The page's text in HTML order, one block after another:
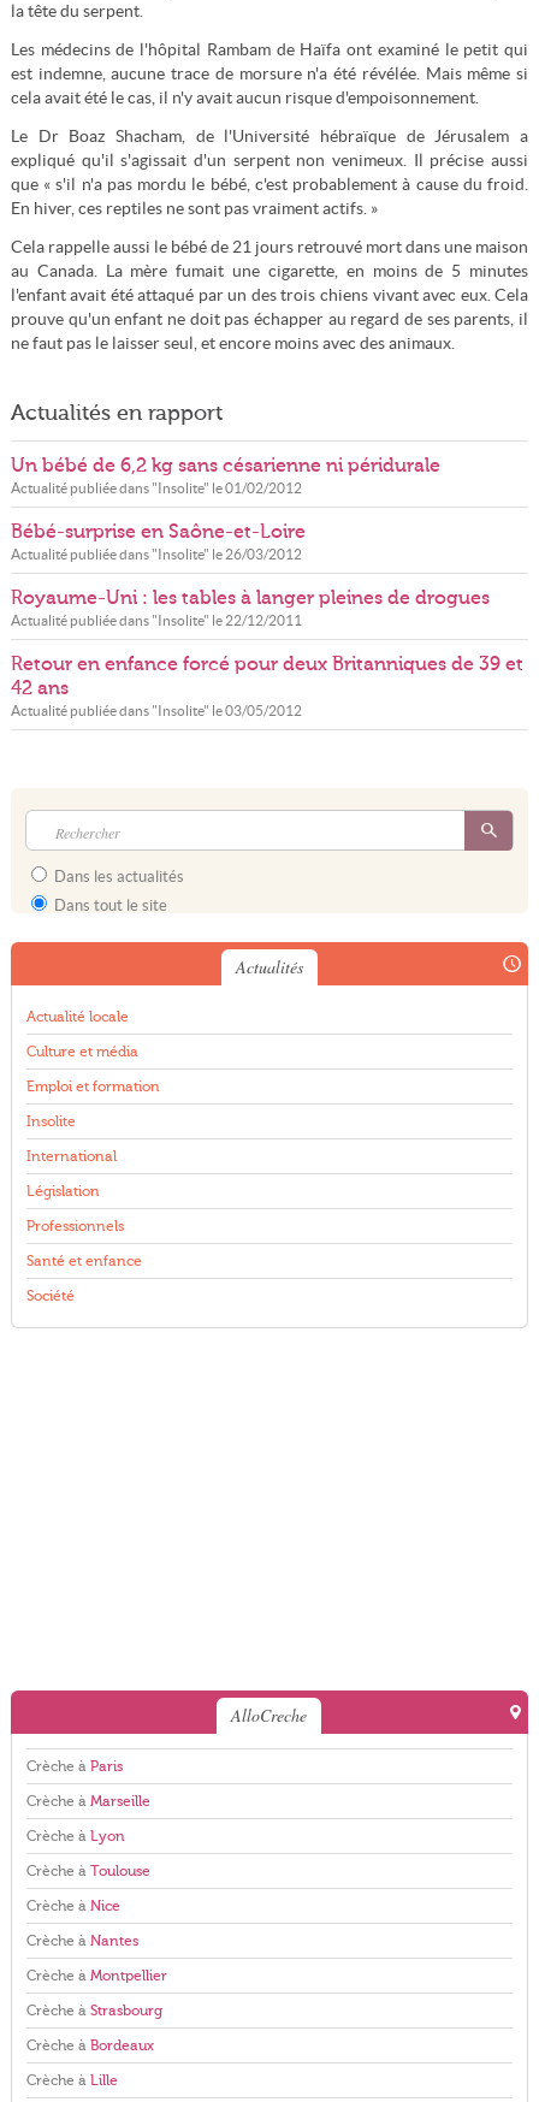
la tête du serpent.
Les médecins de l'hôpital Rambam de Haïfa ont examiné le petit qui
est indemne, aucune trace de morsure n'a été révélée. Mais même si
cela avait été le cas, il n'y avait aucun risque d'empoisonnement.
Le Dr Boaz Shacham, de l'Université hébraïque de Jérusalem a
expliqué qu'il s'agissait d'un serpent non venimeux. Il précise aussi
que « s'il n'a pas mordu le bébé, c'est probablement à cause du froid.
En hiver, ces reptiles ne sont pas vraiment actifs. »
Cela rappelle aussi le bébé de 21 jours retrouvé mort dans une maison
au Canada. La mère fumait une cigarette, en moins de 5 minutes
l'enfant avait été attaqué par un des trois chiens vivant avec eux. Cela
prouve qu'un enfant ne doit pas échapper au regard de ses parents, il
ne faut pas le laisser seul, et encore moins avec des animaux.
Actualités en rapport
Un bébé de 6,2 kg sans césarienne ni péridurale
Actualité publiée dans "Insolite" le01/02/2012
Bébé-surprise en Saône-et-Loire
Actualité publiée dans "Insolite" le 26/03/2012
Royaume-Uni : les tables à langer pleines de drogues
Actualité publiée dans "Insolite" le 22/12/2011
Retour en enfance forcé pour deux Britanniques de 39 et
42 ans
Actualité publiée dans "Insolite" le03/05/2012
Dans les actualités
Dans tout le site
Actualités
Actualité locale
Culture et média
Emploi et formation
Insolite
International
Législation
Professionnels
Santé et enfance
Société
AlloCreche
Crèche à Paris
Crèche à Marseille
Crèche à Lyon
Crèche à Toulouse
Crèche à Nice
Crèche à Nantes
Crèche à Montpellier
Crèche à Strasbourg
Crèche à Bordeaux
Crèche à Lille